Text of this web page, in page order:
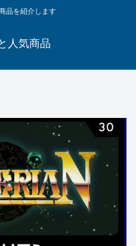
品を紹介します
人気商品